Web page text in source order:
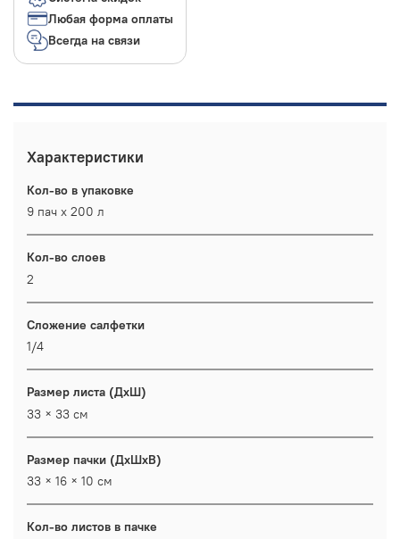
Любая форма оплаты
Всегда на связи
Характеристики
Кол-во в упаковке
9 пач х 200 л
Кол-во слоев
2
Сложение салфетки
1/4
Размер листа (ДхШ)
33 × 33 см
Размер пачки (ДхШхВ)
33 × 16 × 10 см
Кол-во листов в пачке